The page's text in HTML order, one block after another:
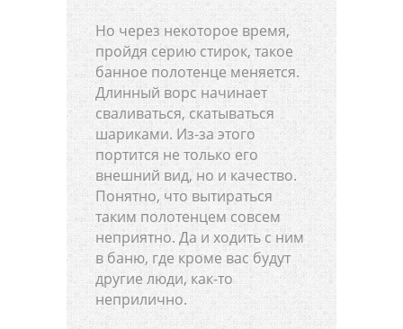
Но через некоторое время,
пройдя серию стирок, такое
банное полотенце меняется.
Длинный ворс начинает
сваливаться, скатываться
шариками. Из-за этого
портится не только его
внешний вид, но и качество.
Понятно, что вытираться
таким полотенцем совсем
неприятно. Да и ходить с ним
в баню, где кроме вас будут
другие люди, как-то
неприлично.